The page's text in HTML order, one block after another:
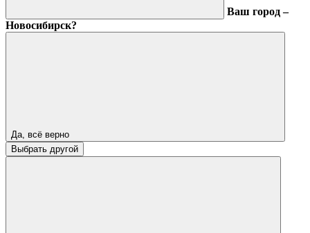
Ваш город –
Новосибирск?
Да, всё верно
Выбрать другой